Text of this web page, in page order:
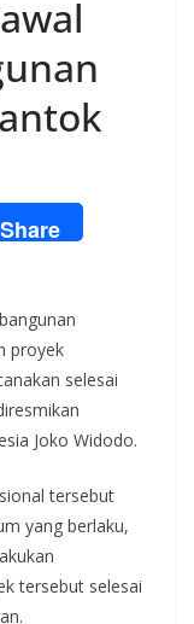
Share
proyek
selesai
Joko Widodo.
tersebut
yang berlaku,
tersebut selesai